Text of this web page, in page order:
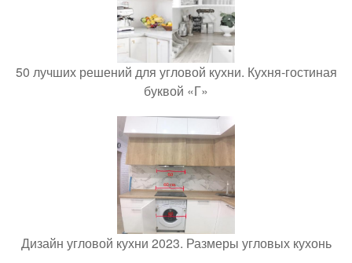
50 лучших решений для угловой кухни. Кухня-гостиная
буквой «Г»
Дизайн угловой кухни 2023. Размеры угловых кухонь